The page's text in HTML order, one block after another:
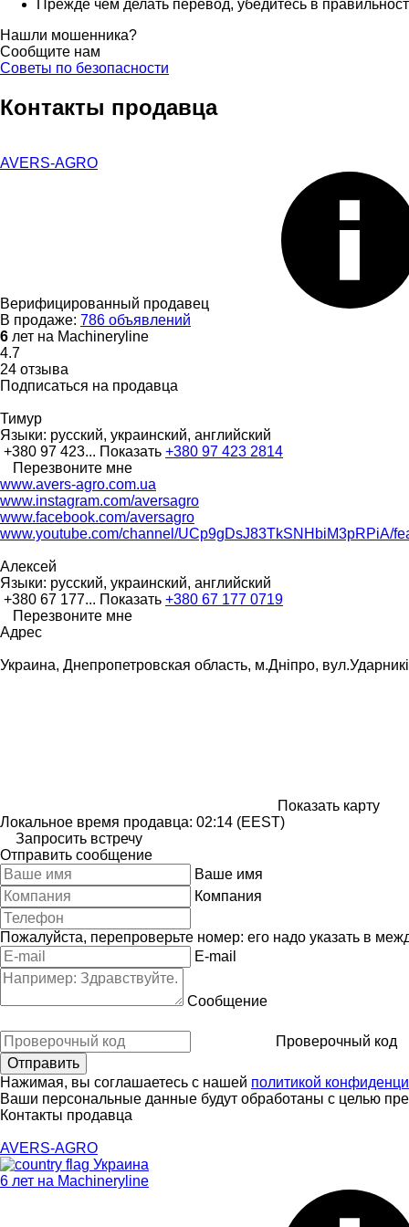
Прежде чем делать перевод, убедитесь в
Нашли мошенника?
Сообщите нам
Советы по безопасности
Контакты продавца
AVERS-AGRO
Верифицированный продавец
В продаже: 786 объявлений
6 лет на Machineryline
4.7
24 отзыва
Подписаться на продавца
Тимур
Языки: русский, украинский, английский
+380 97 423... Показать +380 97 423 2814
Перезвоните мне
www.avers-agro.com.ua
www.instagram.com/aversagro
www.facebook.com/aversagro
www.youtube.com/channel/UCp9gDsJ83TkSNHbiM3pRPiA/
Алексей
Языки: русский, украинский, английский
+380 67 177... Показать +380 67 177 0719
Перезвоните мне
Адрес
Украина, Днепропетровская область, м.Дніпро,
Показать карту
Локальное время продавца: 02:14 (EEST)
Запросить встречу
Отправить сообщение
Ваше имя
Компания
Пожалуйста, перепроверьте номер: его надо указать в
E-mail
Сообщение
Проверочный код
Нажимая, вы соглашаетесь с нашей политикой
Ваши персональные данные будут обработаны с целью
Контакты продавца
AVERS-AGRO
Украина
6 лет на Machineryline